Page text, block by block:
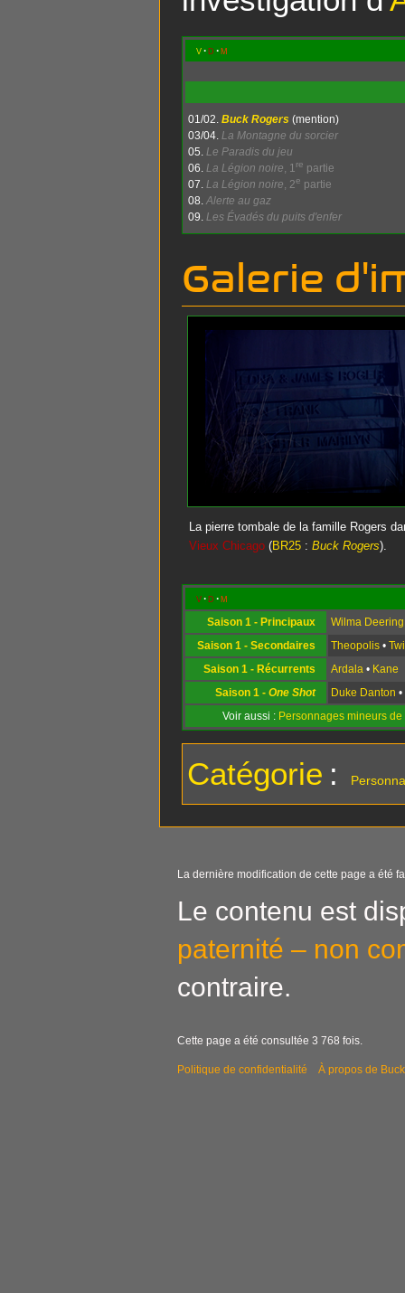
v d m
01/02.Buck Rogers (mention)
03/04. La Montagne du sorcier
05. Le Paradis du jeu
06. La Légion noire , 1 re partie
07. La Légion noire , 2e partie
08.Alerte au gaz
09. Les Évadés du puits d'enfer
Galerie
La pierre tombale de la famille Rogers
Vieux Chicago (BR25 : Buck Rogers).
v d m
Saison 1 - Principaux
Wilma Deering
Saison 1 - Secondaires
Theopolis •
Saison 1 - Récurrents
Ardala • Kane
Saison 1 - One Shot Duke Danton •
Voir aussi : Personnages mineurs
Catégorie :
La dernière modification de cette page a été
Le contenu est
paternité – non
contraire.
Cette page a été consultée 3 768 fois.
Politique de confidentialité À propos de